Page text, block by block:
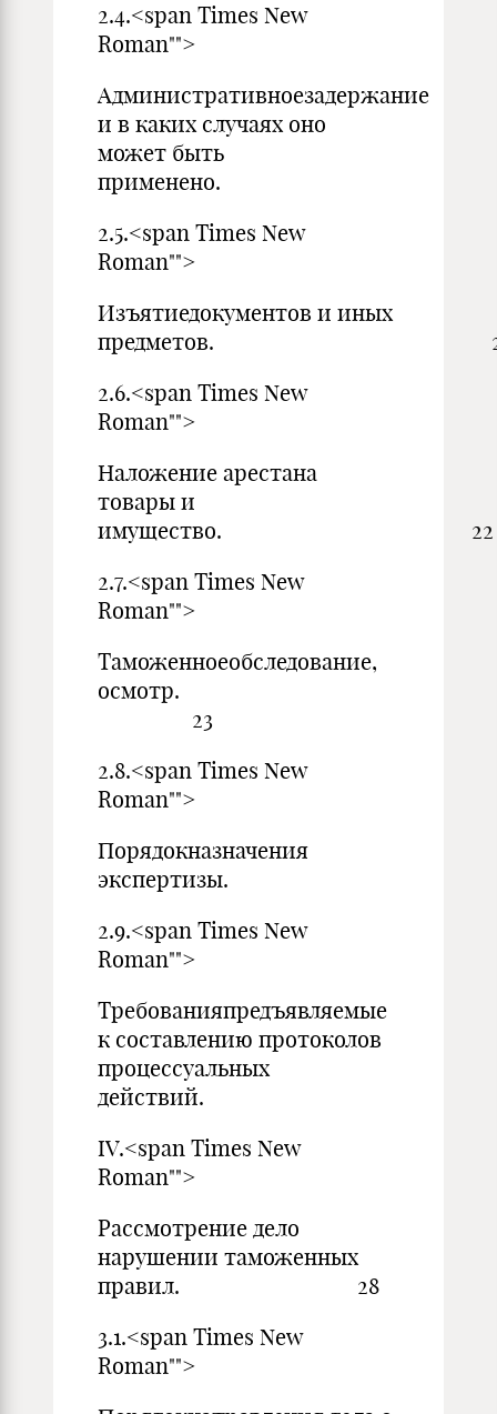
2.4.<span Times New
Roman"">
Административноезадержание
и в каких случаях оно
может быть
2.5.<span Times New
Roman"">
Изъятиедокументов и иных
предметов.
2.6.<span Times New
Roman"">
Наложение арестана
товары и
имущество. 22
2.7.<span Times New
Roman"">
Таможенноеобследование,
осмотр.
23
2.8.<span Times New
Roman"">
Порядокназначения
2.9.<span Times New
Roman"">
Требованияпредъявляемые
к составлению протоколов
процессуальных
IV.<span Times New
Roman"">
Рассмотрение дело
нарушении таможенных
правил. 28
3.1.<span Times New
Roman"">